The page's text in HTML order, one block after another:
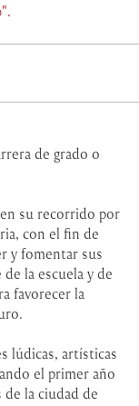
de grado o
su recorrido por
con el fin de
y fomentar sus
la escuela y de
favorecer la
lúdicas, artísticas
el primer año
de la ciudad de